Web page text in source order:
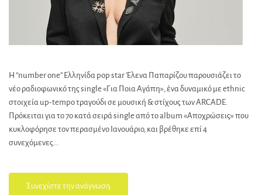
Η “number one” Ελληνίδα pop star Έλενα Παπαρίζου παρουσιάζει το
νέο ραδιοφωνικό της single «Για Ποια Αγάπη», ένα δυναμικό με ethnic
στοιχεία up-tempo τραγούδι σε μουσική & στίχους των ARCADE.
Πρόκειται για το 7ο κατά σειρά single από το album «Αποχρώσεις» που
κυκλοφόρησε τον περασμένο Ιανουάριο, και βρέθηκε επί 4
συνεχόμενες...
Συνεχίστε την ανάγνωση